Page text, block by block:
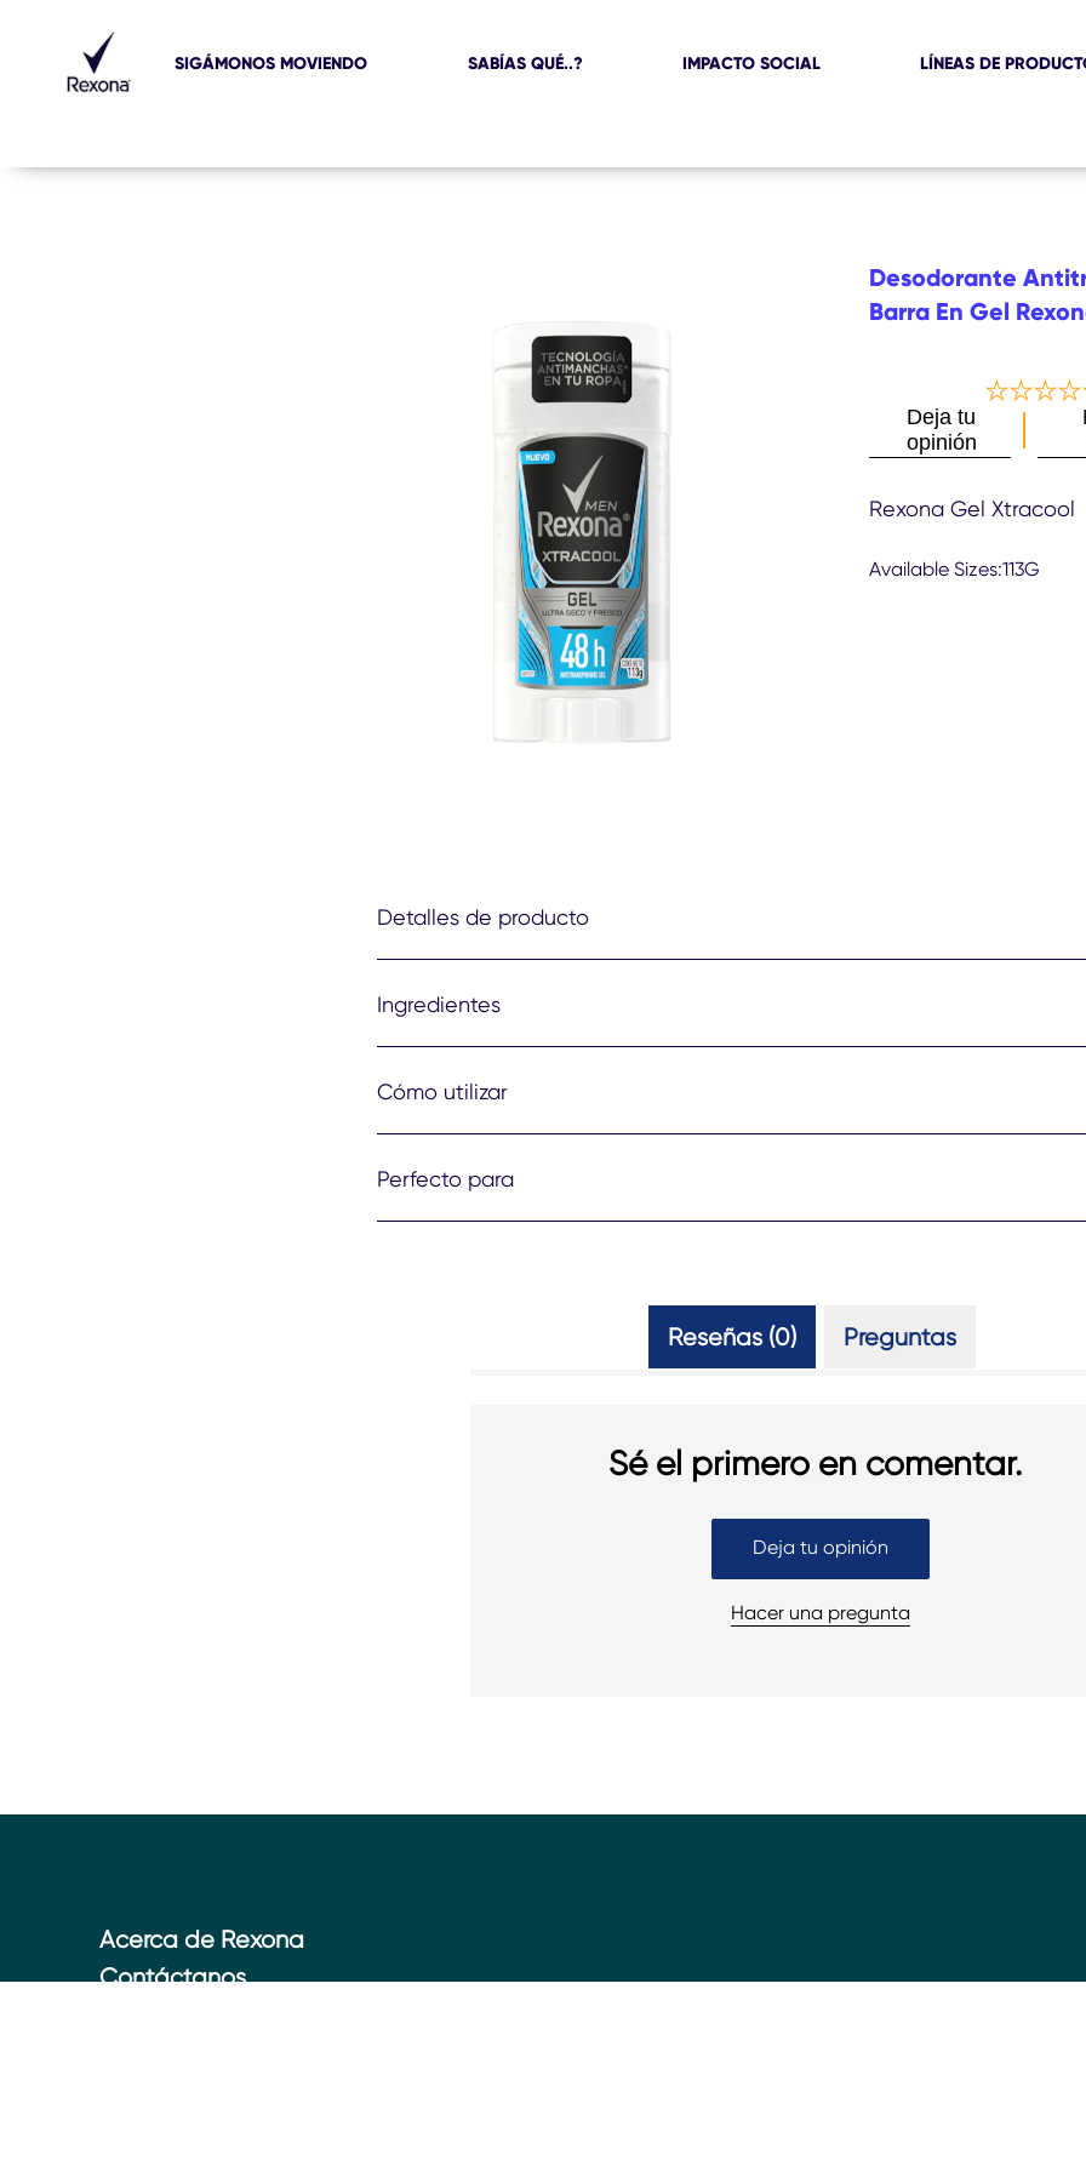
SIGÁMONOS MOVIENDO SABÍAS QUÉ..? IMPACTO SOCIAL LÍNEAS DE
Desodorante
Barra En Gel
Deja tu
opinión
Rexona Gel Xtracool
Available Sizes:113G
Detalles de producto
Ingredientes
Cómo utilizar
Perfecto para
Reseñas (0) Preguntas (0)
Sé el primero en comentar.
Deja tu opinión
Hacer una pregunta
Acerca de Rexona
Contáctanos